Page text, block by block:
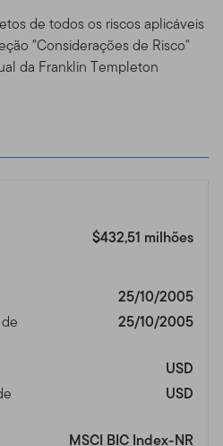
de todos os riscos aplicáveis
"Considerações de Risco"
da Franklin Templeton
$432,51 milhões
25/10/2005
25/10/2005
USD
USD
MSCI BIC Index-NR